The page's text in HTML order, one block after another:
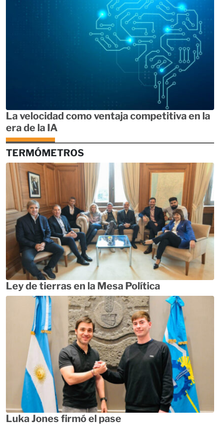
La velocidad como ventaja competitiva en la
era de la IA
TERMÓMETROS
Ley de tierras en la Mesa Política
Luka Jones firmó el pase